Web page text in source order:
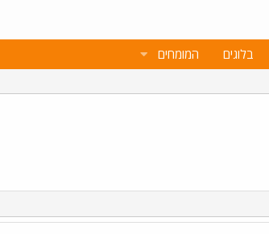
בלוגים המומחים